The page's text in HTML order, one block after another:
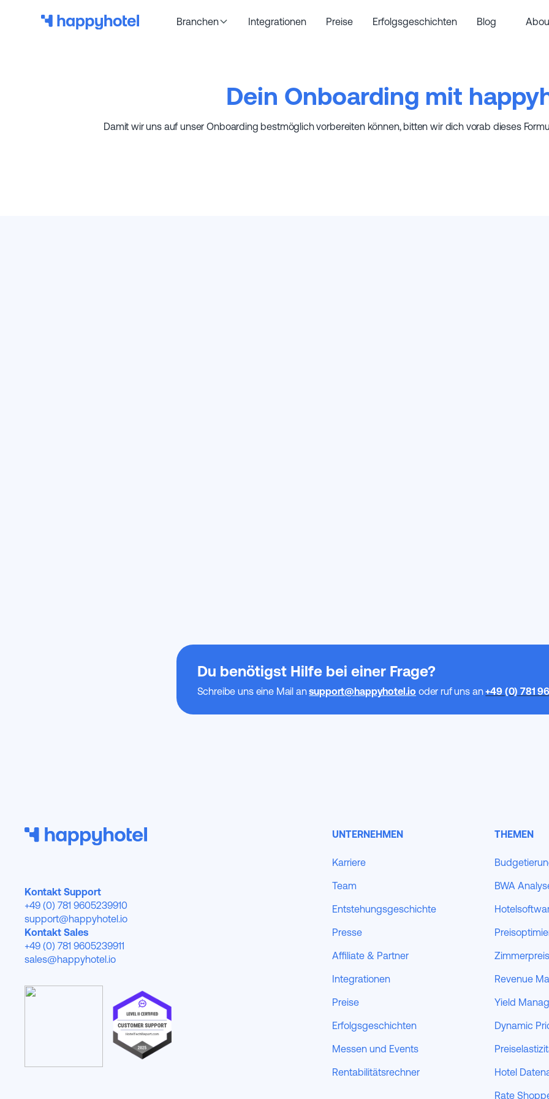
Branchen Integrationen Preise Erfolgsgeschichten Blog
Dein Onboarding mit
Damit wir uns auf unser Onboarding bestmöglich vorbereiten können, bitten wir dich vorab dieses
Du benötigst Hilfe bei einer Frage?
Schreibe uns eine Mail ansupport@happyhotel.io oder ruf uns an+49 (0) 781
Kontakt Support
+49 (0) 781 9605239910
support@happyhotel.io
Kontakt Sales
+49 (0) 781 9605239911
sales@happyhotel.io
UNTERNEHMEN
Karriere
Team
Entstehungsgeschichte
Presse
Affiliate & Partner
Integrationen
Preise
Erfolgsgeschichten
Messen und Events
Rentabilitätsrechner
THEMEN
BWA
Revenue
Yield
Dynamic
Hotel
Rate